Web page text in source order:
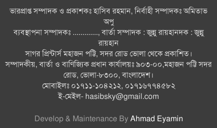
জাতিসংঘে জুলাই গণঅভ্যুত্থান দিবস
পালিত
জুলাইয়ে সড়কে ঝরল ৪১৬ প্রাণ,
মোটরসাইকেলে সর্বাধিক মৃত্যু
ভারপ্রাপ্ত সম্পাদক ও প্রকাশকঃ হাসিব রহমান, নির্বাহী সম্পাদকঃ অমিতাভ
অপু
ব্যবস্থাপনা সম্পাদকঃ ............., বার্তা সম্পাদক : জুন্নু রায়হানদক : জুন্নু
রায়হান
সাগর প্রিন্টার্স মহাজন পট্টি, সদর রোড ভোলা থেকে প্রকাশিত।
সম্পাদকীয়, বার্তা ও বাণিজ্যিক প্রধান কার্যালয়ঃ ৯০৩-০০,মহাজন পট্টি সদর
রোড, ভোলা-৮৩০০, বাংলাদেশ।
মোবাইলঃ ০১৭১১-১০৪২১২, ০১৭১৬৭৭৪৫৮২
ই-মেইল- hasibsky@gmail.com
Develop & Maintenance By Ahmad Eyamin